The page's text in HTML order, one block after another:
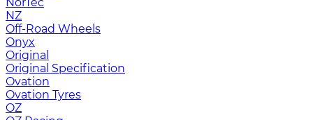
NZ
Off-Road Wheels
Onyx
Original
Original Specification
Ovation
Ovation Tyres
OZ